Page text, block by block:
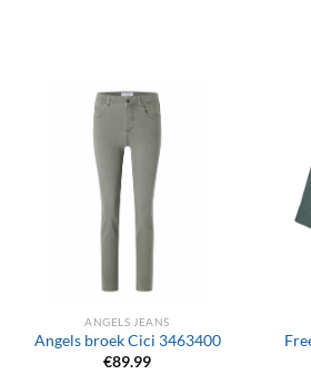
ANGELS JEANS
Angels broek Cici 3463400
€89.99